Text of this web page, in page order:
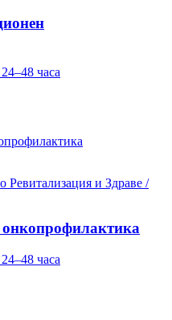
часа
Ревитализация и Здраве /
онкопрофилактика
часа